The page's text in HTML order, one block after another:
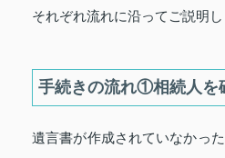
それぞれ流れに沿ってご説明し
手続きの流れ①相続人を
遺言書が作成されていなかっ